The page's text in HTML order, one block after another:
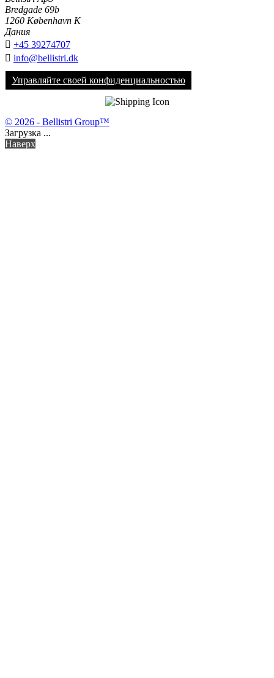
Bredgade 69b
1260 København K
Дания
 +45 39274707
 info@bellistri.dk
Управляйте своей конфиденциальностью
© 2026 - Bellistri Group™
Загрузка ...
Наверх